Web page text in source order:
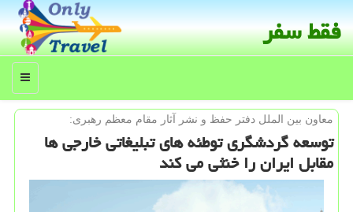
فقط سفر
منو
معاون بین الملل دفتر حفظ و نشر آثار مقام معظم رهبری:
توسعه گردشگری توطئه های تبلیغاتی خارجی ها
مقابل ایران را خنثی می كند